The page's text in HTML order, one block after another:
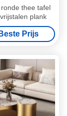
thee tafel
plank
Prijs